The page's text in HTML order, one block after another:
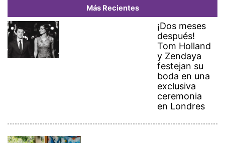
Más Recientes
¡Dos meses
después!
Tom Holland
y Zendaya
festejan su
boda en una
exclusiva
ceremonia
en Londres